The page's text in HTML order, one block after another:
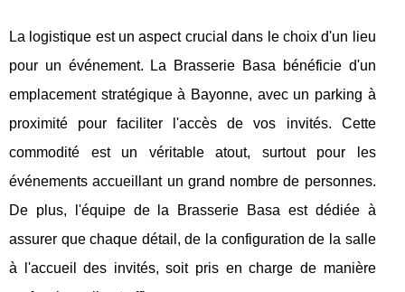
La logistique est un aspect crucial dans le choix d'un lieu
pour un événement. La Brasserie Basa bénéficie d'un
emplacement stratégique à Bayonne, avec un parking à
proximité pour faciliter l'accès de vos invités. Cette
commodité est un véritable atout, surtout pour les
événements accueillant un grand nombre de personnes.
De plus, l'équipe de la Brasserie Basa est dédiée à
assurer que chaque détail, de la configuration de la salle
à l'accueil des invités, soit pris en charge de manière